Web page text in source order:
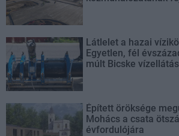
Látlelet a hazai
Egyetlen, fél
múlt Bicske
Épített öröksége
Mohács a csata
évfordulójára